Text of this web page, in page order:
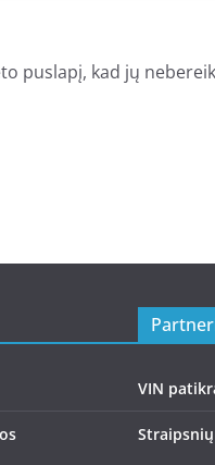
puslapį, kad jų
VIN